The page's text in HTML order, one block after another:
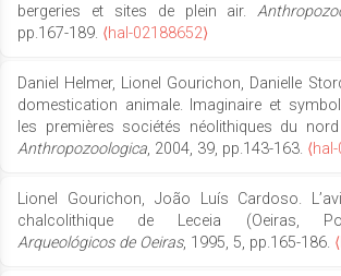
bergeries et sites de plein air.
pp.167-189. ⟨hal-02188652⟩
Daniel Helmer, Lionel Gourichon, Danielle
domestication animale. Imaginaire et
les premières sociétés néolithiques du
Anthropozoologica, 2004, 39, pp.143-163.
Lionel Gourichon, João Luís Cardoso.
chalcolithique de Leceia (Oeiras,
Arqueológicos de Oeiras, 1995, 5, pp.165-186.